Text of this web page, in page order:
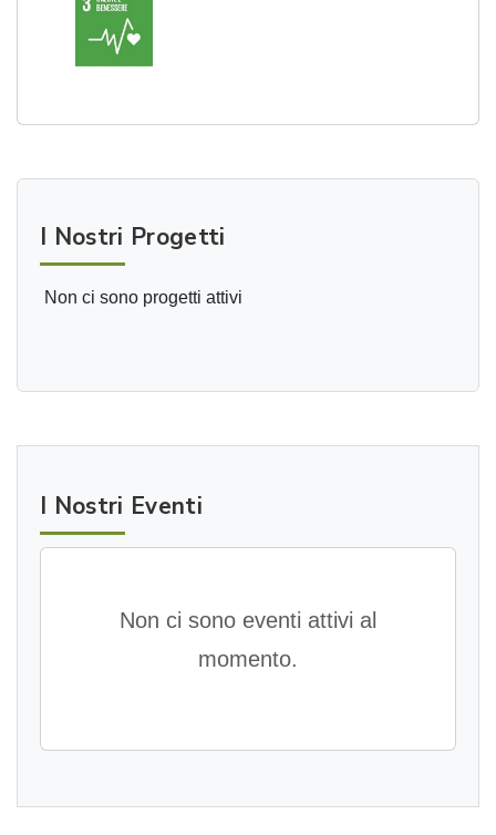
I Nostri Progetti
Non ci sono progetti attivi
I Nostri Eventi
Non ci sono eventi attivi al
momento.